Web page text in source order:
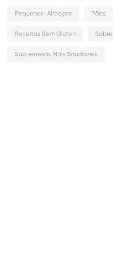
Pequenos-Almoços Pães
Receitas Sem Glúten
Sobremesas Mais Saudáveis